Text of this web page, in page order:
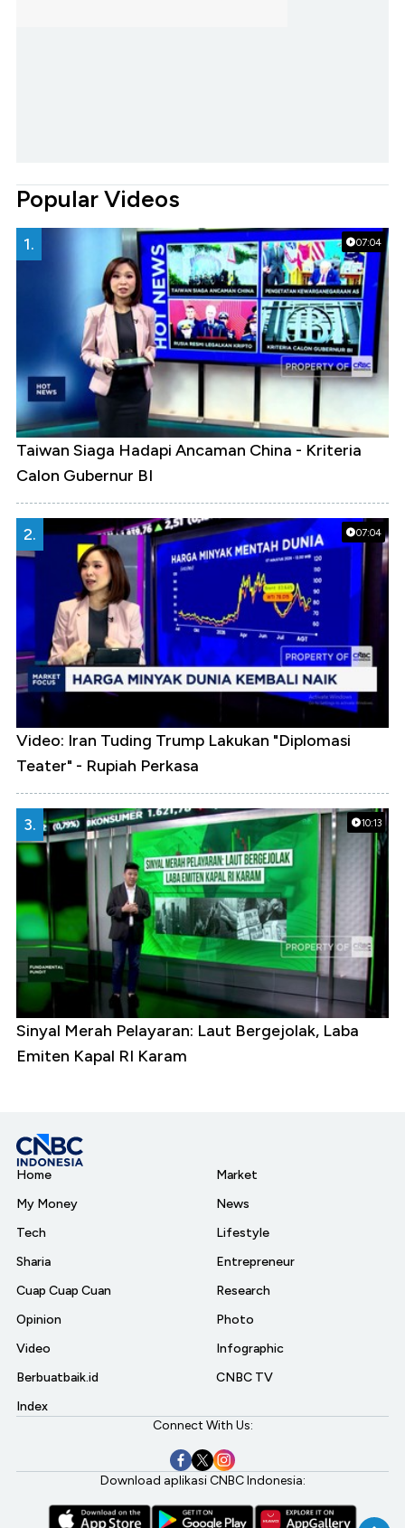
Popular Videos
07:04
1.
Taiwan Siaga Hadapi Ancaman China - Kriteria
Calon Gubernur BI
07:04
2.
Video: Iran Tuding Trump Lakukan "Diplomasi
Teater" - Rupiah Perkasa
10:13
3.
Sinyal Merah Pelayaran: Laut Bergejolak, Laba
Emiten Kapal RI Karam
Home
My Money
Tech
Sharia
Cuap Cuap Cuan
Opinion
Video
Berbuatbaik.id
Index
Market
News
Lifestyle
Entrepreneur
Research
Photo
Infographic
CNBC TV
Connect With Us:
Download aplikasi CNBC Indonesia: